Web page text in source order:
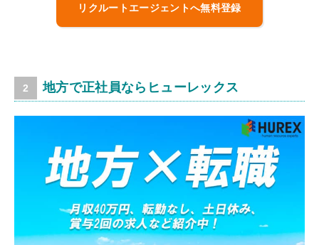
リクルートエージェントへ無料登録
地方で正社員ならヒューレックス